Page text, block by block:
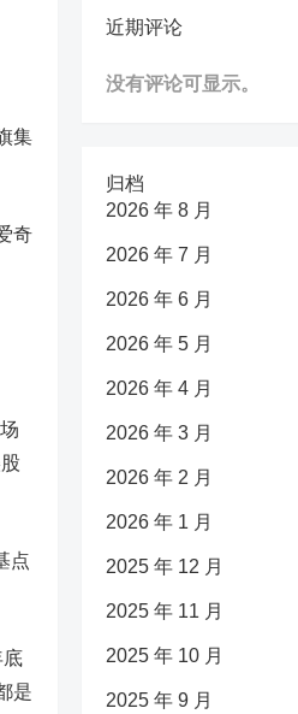
集
奇
点
是
近期评论
没有评论可显示。
归档
2026 年 8 月
2026 年 7 月
2026 年 6 月
2026 年 5 月
2026 年 4 月
2026 年 3 月
2026 年 2 月
2026 年 1 月
2025 年 12 月
2025 年 11 月
2025 年 10 月
2025 年 9 月